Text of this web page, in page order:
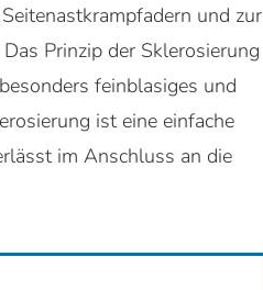
und zur
Prinzip der Sklerosierung
feinblasiges und
ist eine einfache
im Anschluss an die